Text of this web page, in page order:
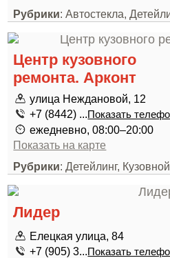
Рубрики: Автостекла,
Центр кузовного
ремонта. Арконт
улица Неждановой, 12
+7 (8442) ...Показать
ежедневно, 08:00–20:00
Показать на карте
Рубрики: Детейлинг,
Лидер
Елецкая улица, 84
+7 (905) 3...Показать